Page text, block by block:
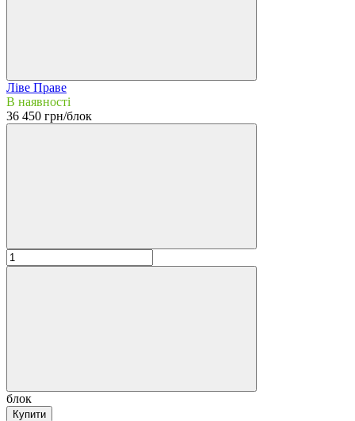
Ліве Праве
В наявності
36 450 грн/блок
блок
Купити